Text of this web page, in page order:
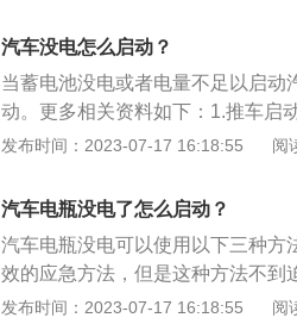
下离合器，汽车会因为惯性的原因
启动电源，事实上很少有车主会
申请搭电。3、牵引拖车：最后一
牵引绳，将两车辆的前后捆绑结实
保两车车速相同，同时也要注意行
汽车没电怎么启动？
当蓄电池没电或者电量不足以启动
动。更多相关资料如下：1.推车启
法，但这是一种不得己的手段，不
有附属用电设备，启动提供电源的
保证电量充足。然后按正常方式
机以2000r/min的转速运转几分钟
注意避免正负极电缆接头相碰。3.
不同的是用车牵引往往省力省事得
发布时间：2023-07-17 16:18:55 阅
汽车电瓶没电了怎么启动？
汽车电瓶没电可以使用以下三种方
效的应急方法，但是这种方法不到
合器都有一定的损伤。2、接线搭
发布时间：2023-07-17 16:18:55 阅